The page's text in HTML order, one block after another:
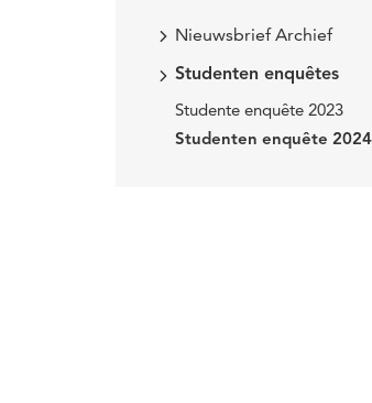
Nieuwsbrief Archief
Studenten enquêtes
Studente enquête 2023
Studenten enquête 2024